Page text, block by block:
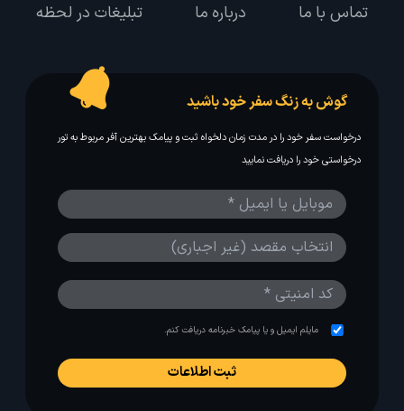
تماس با ما درباره ما تبلیغات در لحظه
گوش به زنگ سفر خود باشید
درخواست سفر خود را در مدت زمان دلخواه ثبت و پیامک بهترین آفر مربوط به تور
درخواستی خود را دریافت نمایید
مایلم ایمیل و یا پیامک خبرنامه دریافت کنم.